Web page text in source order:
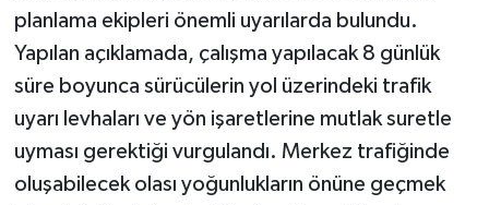
planlama ekipleri önemli uyarılarda bulundu.
Yapılan açıklamada, çalışma yapılacak 8 günlük
süre boyunca sürücülerin yol üzerindeki trafik
uyarı levhaları ve yön işaretlerine mutlak suretle
uyması gerektiği vurgulandı. Merkez trafiğinde
oluşabilecek olası yoğunlukların önüne geçmek